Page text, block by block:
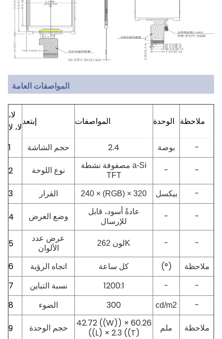
المواصفات العامة
لا،
لا، لا
إبتعد المواصفات الوحدة ملاحظة
1 حجم الشاشة 2.4 بوصة -
2 نوع اللوحة
مصفوفة نشطة a-Si
TFT
- -
3 القرار 240 × (RGB) × 320 بيكسل -
4 وضع العرض
عادةً أسود، قابل
للإرسال
- -
5
عرض عدد
الألوان
لون 262K - -
6 اتجاه الرؤية كل ساعة (°) ملاحظة
7 نسبة التباين 1200:1 -
-
8
الضوء 300 cd/m2 -
9 حجم الوحدة
42.72 ((W)) × 60.26
((L) × 2.3 ((T)
ملم ملاحظة